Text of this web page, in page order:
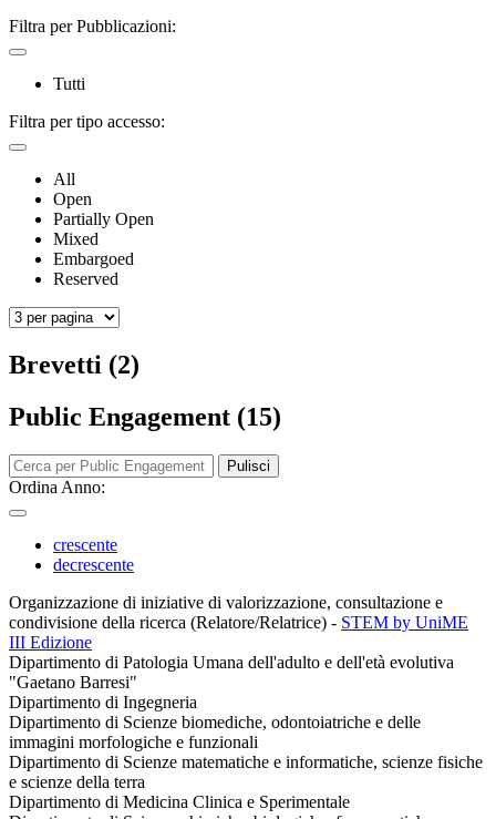
Filtra per Pubblicazioni:
Tutti
Filtra per tipo accesso:
All
Open
Partially Open
Mixed
Embargoed
Reserved
Brevetti (2)
Public Engagement (15)
Pulisci
Ordina Anno:
crescente
decrescente
Organizzazione di iniziative di valorizzazione, consultazione e
condivisione della ricerca (Relatore/Relatrice) - STEM by UniME
III Edizione
Dipartimento di Patologia Umana dell'adulto e dell'età evolutiva
"Gaetano Barresi"
Dipartimento di Ingegneria
Dipartimento di Scienze biomediche, odontoiatriche e delle
immagini morfologiche e funzionali
Dipartimento di Scienze matematiche e informatiche, scienze fisiche
e scienze della terra
Dipartimento di Medicina Clinica e Sperimentale